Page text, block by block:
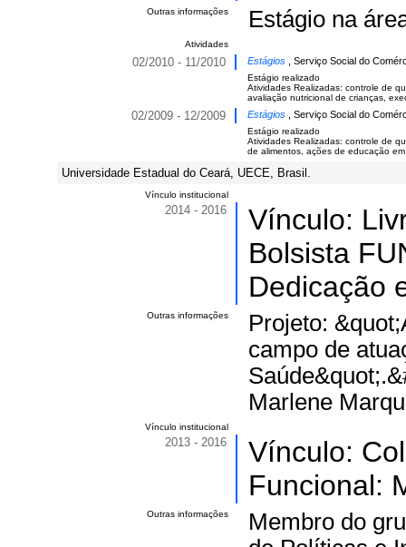
Outras informações Estágio na
Atividades
02/2010 - 11/2010 Estágios , Serviço Social do
Estágio realizado
Atividades Realizadas: controle de
avaliação nutricional de crianças,
02/2009 - 12/2009 Estágios , Serviço Social do
Estágio realizado
Atividades Realizadas: controle de
de alimentos, ações de educação
Universidade Estadual do Ceará, UECE, Brasil.
Vínculo institucional
2014 - 2016
Vínculo:
Bolsista
Dedicação
Outras informações
Projeto:
campo de
Marlene
Vínculo institucional
2013 - 2016
Vínculo:
Funcional:
Outras informações
Membro do